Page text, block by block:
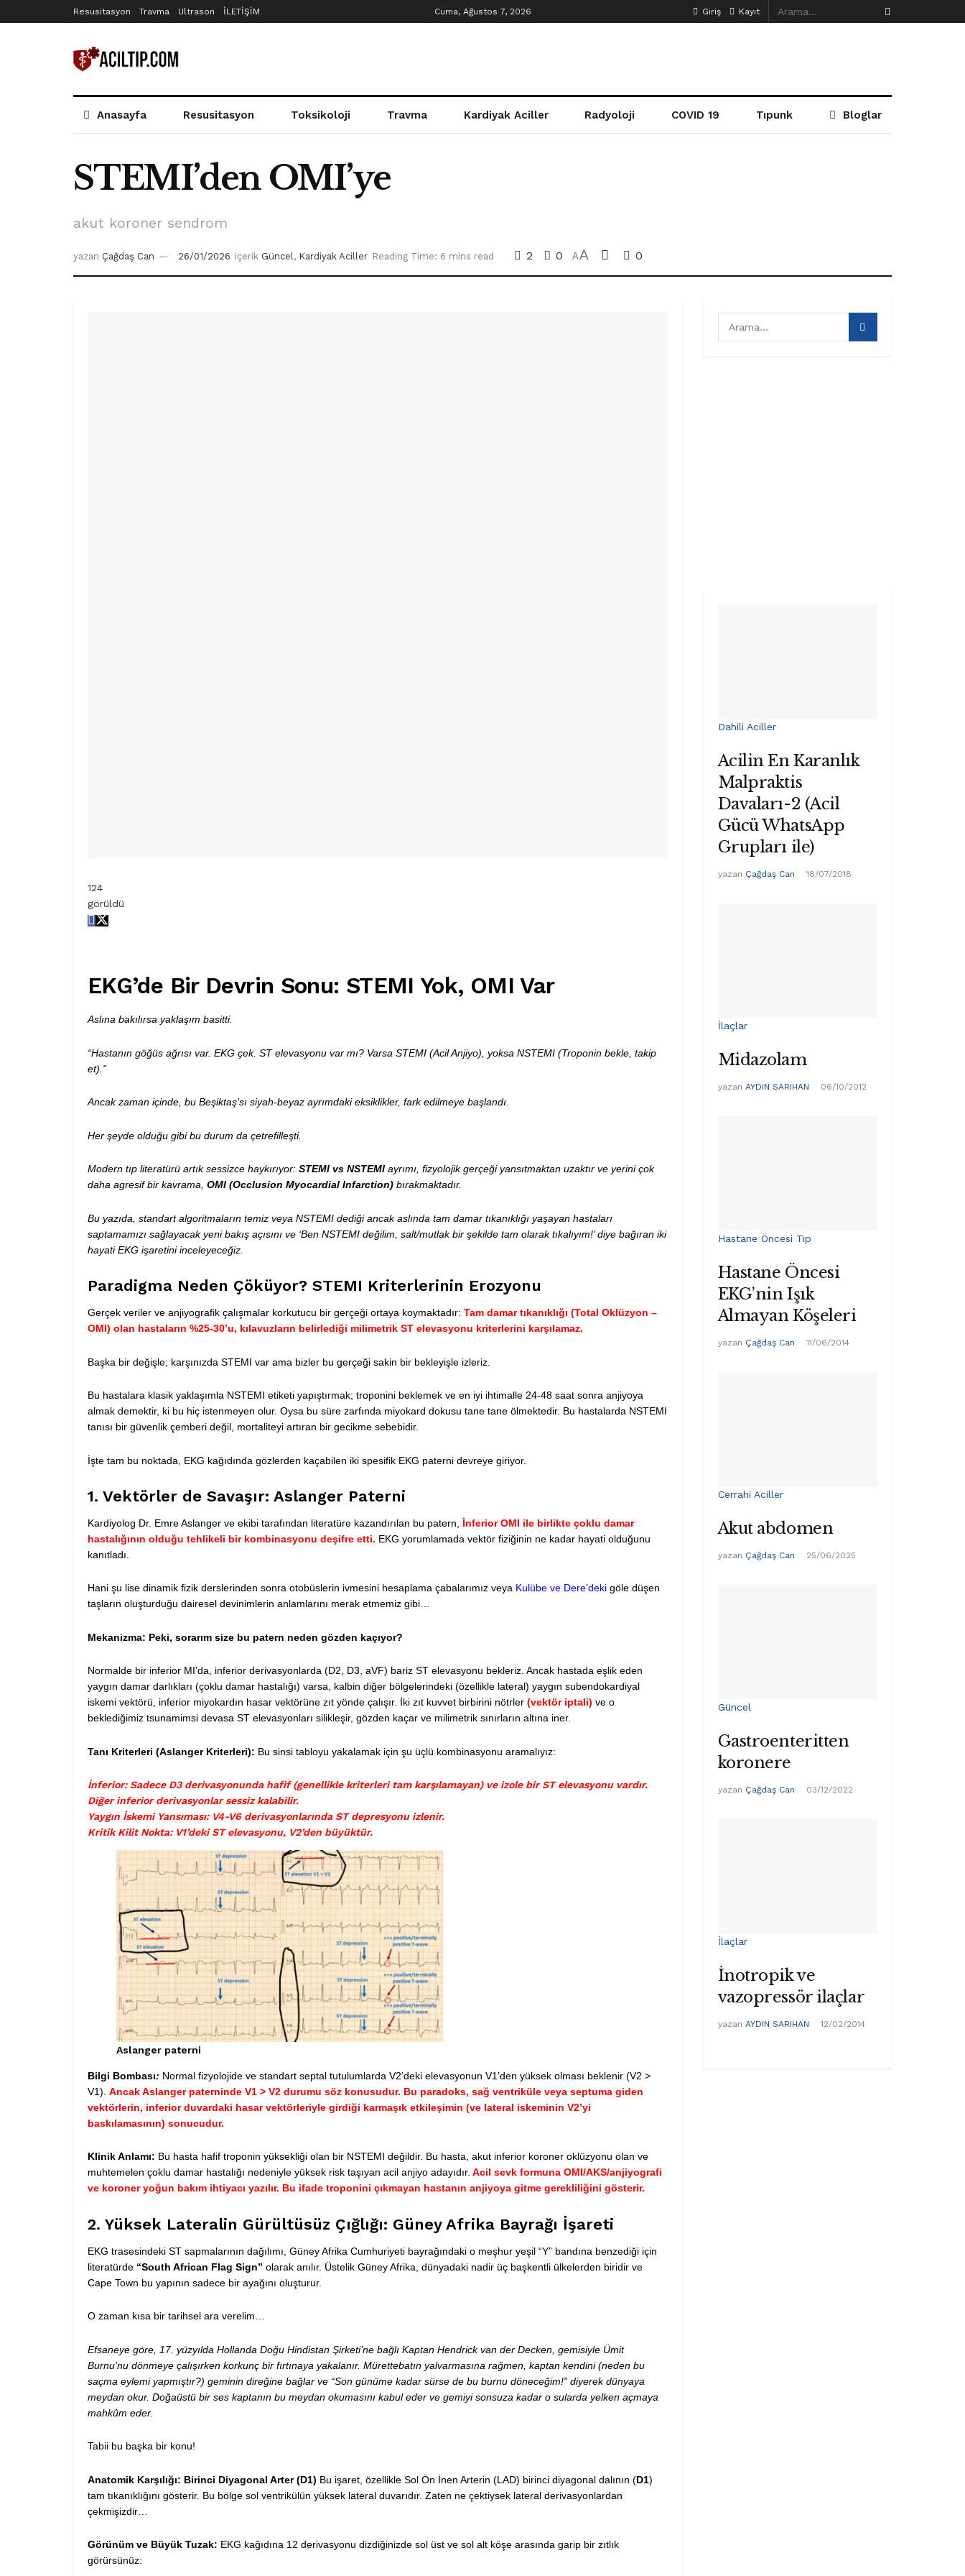
Resusitasyon Travma Ultrason İLETİŞİM Cuma, Ağustos 7, 2026 Giriş Kayıt
Anasayfa Resusitasyon Toksikoloji Travma Kardiyak Aciller Radyoloji COVID 19 Tıpunk Bloglar
STEMI’den OMI’ye
akut koroner sendrom
yazan Çağdaş Can 26/01/2026 içerik Güncel, Kardiyak Aciller Reading Time: 6 mins read 2 0 AA 0
124
görüldü
EKG’de Bir Devrin Sonu: STEMI Yok, OMI Var
Aslına bakılırsa yaklaşım basitti.
“Hastanın göğüs ağrısı var. EKG çek. ST elevasyonu var mı? Varsa STEMI (Acil Anjiyo), yoksa NSTEMI (Troponin bekle, takip
et).”
Ancak zaman içinde, bu Beşiktaş’sı siyah-beyaz ayrımdaki eksiklikler, fark edilmeye başlandı.
Her şeyde olduğu gibi bu durum da çetrefilleşti.
Modern tıp literatürü artık sessizce haykırıyor: STEMI vs NSTEMI ayrımı, fizyolojik gerçeği yansıtmaktan uzaktır ve yerini çok
daha agresif bir kavrama, OMI (Occlusion Myocardial Infarction) bırakmaktadır.
Bu yazıda, standart algoritmaların temiz veya NSTEMI dediği ancak aslında tam damar tıkanıklığı yaşayan hastaları
saptamamızı sağlayacak yeni bakış açısını ve ‘Ben NSTEMI değilim, salt/mutlak bir şekilde tam olarak tıkalıyım!’ diye bağıran iki
hayati EKG işaretini inceleyeceğiz.
Paradigma Neden Çöküyor? STEMI Kriterlerinin Erozyonu
Gerçek veriler ve anjiyografik çalışmalar korkutucu bir gerçeği ortaya koymaktadır: Tam damar tıkanıklığı (Total Oklüzyon –
OMI) olan hastaların %25-30’u, kılavuzların belirlediği milimetrik ST elevasyonu kriterlerini karşılamaz.
Başka bir değişle; karşınızda STEMI var ama bizler bu gerçeği sakin bir bekleyişle izleriz.
Bu hastalara klasik yaklaşımla NSTEMI etiketi yapıştırmak; troponini beklemek ve en iyi ihtimalle 24-48 saat sonra anjiyoya
almak demektir, ki bu hiç istenmeyen olur. Oysa bu süre zarfında miyokard dokusu tane tane ölmektedir. Bu hastalarda NSTEMI
tanısı bir güvenlik çemberi değil, mortaliteyi artıran bir gecikme sebebidir.
İşte tam bu noktada, EKG kağıdında gözlerden kaçabilen iki spesifik EKG paterni devreye giriyor.
1. Vektörler de Savaşır: Aslanger Paterni
Kardiyolog Dr. Emre Aslanger ve ekibi tarafından literatüre kazandırılan bu patern, İnferior OMI ile birlikte çoklu damar
hastalığının olduğu tehlikeli bir kombinasyonu deşifre etti. EKG yorumlamada vektör fiziğinin ne kadar hayati olduğunu
kanıtladı.
Hani şu lise dinamik fizik derslerinden sonra otobüslerin ivmesini hesaplama çabalarımız veya Kulübe ve Dere’deki göle düşen
taşların oluşturduğu dairesel devinimlerin anlamlarını merak etmemiz gibi…
Mekanizma: Peki, sorarım size bu patern neden gözden kaçıyor?
Normalde bir inferior MI’da, inferior derivasyonlarda (D2, D3, aVF) bariz ST elevasyonu bekleriz. Ancak hastada eşlik eden
yaygın damar darlıkları (çoklu damar hastalığı) varsa, kalbin diğer bölgelerindeki (özellikle lateral) yaygın subendokardiyal
iskemi vektörü, inferior miyokardın hasar vektörüne zıt yönde çalışır. İki zıt kuvvet birbirini nötrler (vektör iptali) ve o
beklediğimiz tsunamimsi devasa ST elevasyonları silikleşir, gözden kaçar ve milimetrik sınırların altına iner.
Tanı Kriterleri (Aslanger Kriterleri): Bu sinsi tabloyu yakalamak için şu üçlü kombinasyonu aramalıyız:
İnferior: Sadece D3 derivasyonunda hafif (genellikle kriterleri tam karşılamayan) ve izole bir ST elevasyonu vardır.
Diğer inferior derivasyonlar sessiz kalabilir.
Yaygın İskemi Yansıması: V4-V6 derivasyonlarında ST depresyonu izlenir.
Kritik Kilit Nokta: V1’deki ST elevasyonu, V2’den büyüktür.
Aslanger paterni
Bilgi Bombası: Normal fizyolojide ve standart septal tutulumlarda V2’deki elevasyonun V1’den yüksek olması beklenir (V2 >
V1). Ancak Aslanger paterninde V1 > V2 durumu söz konusudur. Bu paradoks, sağ ventriküle veya septuma giden
vektörlerin, inferior duvardaki hasar vektörleriyle girdiği karmaşık etkileşimin (ve lateral iskeminin V2’yi
baskılamasının) sonucudur.
Klinik Anlamı: Bu hasta hafif troponin yüksekliği olan bir NSTEMI değildir. Bu hasta, akut inferior koroner oklüzyonu olan ve
muhtemelen çoklu damar hastalığı nedeniyle yüksek risk taşıyan acil anjiyo adayıdır. Acil sevk formuna OMI/AKS/anjiyografi
ve koroner yoğun bakım ihtiyacı yazılır. Bu ifade troponini çıkmayan hastanın anjiyoya gitme gerekliliğini gösterir.
2. Yüksek Lateralin Gürültüsüz Çığlığı: Güney Afrika Bayrağı İşareti
EKG trasesindeki ST sapmalarının dağılımı, Güney Afrika Cumhuriyeti bayrağındaki o meşhur yeşil “Y” bandına benzediği için
literatürde “South African Flag Sign” olarak anılır. Üstelik Güney Afrika, dünyadaki nadir üç başkentli ülkelerden biridir ve
Cape Town bu yapının sadece bir ayağını oluşturur.
O zaman kısa bir tarihsel ara verelim…
Efsaneye göre, 17. yüzyılda Hollanda Doğu Hindistan Şirketi’ne bağlı Kaptan Hendrick van der Decken, gemisiyle Ümit
Burnu’nu dönmeye çalışırken korkunç bir fırtınaya yakalanır. Mürettebatın yalvarmasına rağmen, kaptan kendini (neden bu
saçma eylemi yapmıştır?) geminin direğine bağlar ve “Son günüme kadar sürse de bu burnu döneceğim!” diyerek dünyaya
meydan okur. Doğaüstü bir ses kaptanın bu meydan okumasını kabul eder ve gemiyi sonsuza kadar o sularda yelken açmaya
mahkûm eder.
Tabii bu başka bir konu!
Anatomik Karşılığı: Birinci Diyagonal Arter (D1) Bu işaret, özellikle Sol Ön İnen Arterin (LAD) birinci diyagonal dalının (D1)
tam tıkanıklığını gösterir. Bu bölge sol ventrikülün yüksek lateral duvarıdır. Zaten ne çektiysek lateral derivasyonlardan
çekmişizdir…
Görünüm ve Büyük Tuzak: EKG kağıdına 12 derivasyonu dizdiğinizde sol üst ve sol alt köşe arasında garip bir zıtlık
görürsünüz:
Dahili Aciller
Acilin En Karanlık
Malpraktis
Davaları-2 (Acil
Gücü WhatsApp
Grupları ile)
yazan Çağdaş Can 18/07/2018
İlaçlar
Midazolam
yazan AYDIN SARIHAN 06/10/2012
Hastane Öncesi Tıp
Hastane Öncesi
EKG’nin Işık
Almayan Köşeleri
yazan Çağdaş Can 11/06/2014
Cerrahi Aciller
Akut abdomen
yazan Çağdaş Can 25/06/2025
Güncel
Gastroenteritten
koronere
yazan Çağdaş Can 03/12/2022
İlaçlar
İnotropik ve
vazopressör ilaçlar
yazan AYDIN SARIHAN 12/02/2014